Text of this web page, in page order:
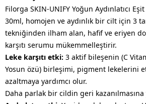
Filorga SKIN-UNIFY Yoğun Aydınlatıcı
30ml, homojen ve aydınlık bir cilt için 3
tekniğinden ilham alan, hafif ve eriyen
karşıtı serumu mükemmelleştirir.
Leke karşıtı etki: 3 aktif bileşenin (C
Yosun özü) birleşimi, pigment lekelerini
azaltmaya yardımcı olur.
Daha parlak bir cildin geri kazanılmasına